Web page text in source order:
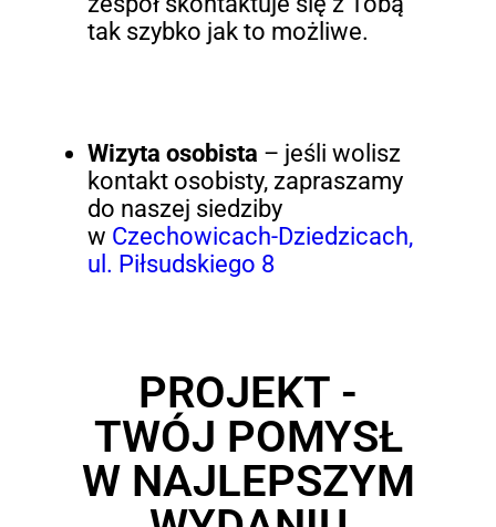
tak szybko jak to możliwe.
Wizyta osobista – jeśli wolisz
kontakt osobisty, zapraszamy
do naszej siedziby
w Czechowicach-Dziedzicach,
ul. Piłsudskiego 8
PROJEKT -
TWÓJ POMYSŁ
W NAJLEPSZYM